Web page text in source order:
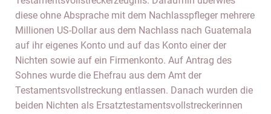
diese ohne Absprache mit dem Nachlasspfleger mehrere
Millionen US-Dollar aus dem Nachlass nach Guatemala
auf ihr eigenes Konto und auf das Konto einer der
Nichten sowie auf ein Firmenkonto. Auf Antrag des
Sohnes wurde die Ehefrau aus dem Amt der
Testamentsvollstreckung entlassen. Danach wurden die
beiden Nichten als Ersatztestamentsvollstreckerinnen